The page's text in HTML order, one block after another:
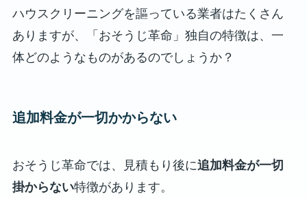
ハウスクリーニングを謳っている業者はたくさん
ありますが、「おそうじ革命」独自の特徴は、一
体どのようなものがあるのでしょうか？
追加料金が一切かからない
おそうじ革命では、見積もり後に追加料金が一切
掛からない特徴があります。